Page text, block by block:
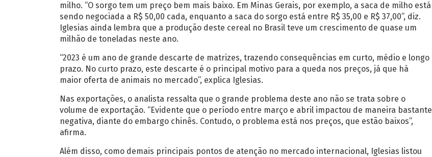
milho. “O sorgo tem um preço bem mais baixo. Em Minas Gerais, por exemplo, a saca de milho está
sendo negociada a R$ 50,00 cada, enquanto a saca do sorgo está entre R$ 35,00 e R$ 37,00”, diz.
Iglesias ainda lembra que a produção deste cereal no Brasil teve um crescimento de quase um
milhão de toneladas neste ano.
“2023 é um ano de grande descarte de matrizes, trazendo consequências em curto, médio e longo
prazo. No curto prazo, este descarte é o principal motivo para a queda nos preços, já que há
maior oferta de animais no mercado”, explica Iglesias.
Nas exportações, o analista ressalta que o grande problema deste ano não se trata sobre o
volume de exportação. “Evidente que o período entre março e abril impactou de maneira bastante
negativa, diante do embargo chinês. Contudo, o problema está nos preços, que estão baixos”,
afirma.
Além disso, como demais principais pontos de atenção no mercado internacional, Iglesias listou